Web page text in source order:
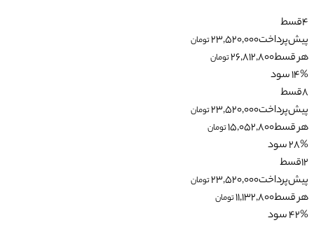
4قسط
پیش‌پرداخت23,520,000تومان
هر قسط26,812,800تومان
14% سود
8قسط
پیش‌پرداخت23,520,000تومان
هر قسط15,052,800تومان
28% سود
12قسط
پیش‌پرداخت23,520,000تومان
هر قسط11,132,800تومان
42% سود